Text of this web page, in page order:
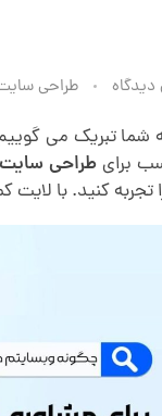
طراحی
تبریک می
برایطراحی سایت
کنید. با لایت